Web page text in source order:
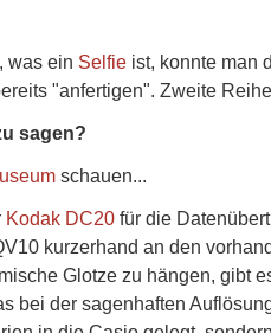
was ein Selfie ist, konnte man
"anfertigen". Zweite
sagen?
schauen...
Kodak DC20 für die
kurzerhand an den
Glotze zu hängen, gibt
bei der sagenhaften